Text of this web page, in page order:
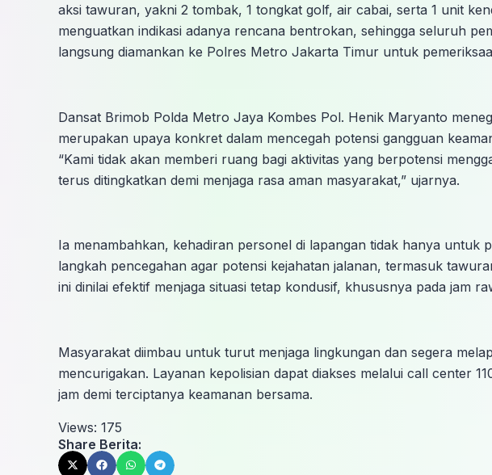
aksi tawuran, yakni 2 tombak, 1 tongkat golf, air cabai, serta 1 unit
menguatkan indikasi adanya rencana bentrokan, sehingga seluruh
langsung diamankan ke Polres Metro Jakarta Timur untuk
Dansat Brimob Polda Metro Jaya Kombes Pol. Henik Maryanto
merupakan upaya konkret dalam mencegah potensi gangguan
“Kami tidak akan memberi ruang bagi aktivitas yang berpotensi
terus ditingkatkan demi menjaga rasa aman masyarakat,” ujarnya.
Ia menambahkan, kehadiran personel di lapangan tidak hanya untuk
langkah pencegahan agar potensi kejahatan jalanan, termasuk
ini dinilai efektif menjaga situasi tetap kondusif, khususnya pada jam
Masyarakat diimbau untuk turut menjaga lingkungan dan segera
mencurigakan. Layanan kepolisian dapat diakses melalui call center
jam demi terciptanya keamanan bersama.
Views: 175
Share Berita: